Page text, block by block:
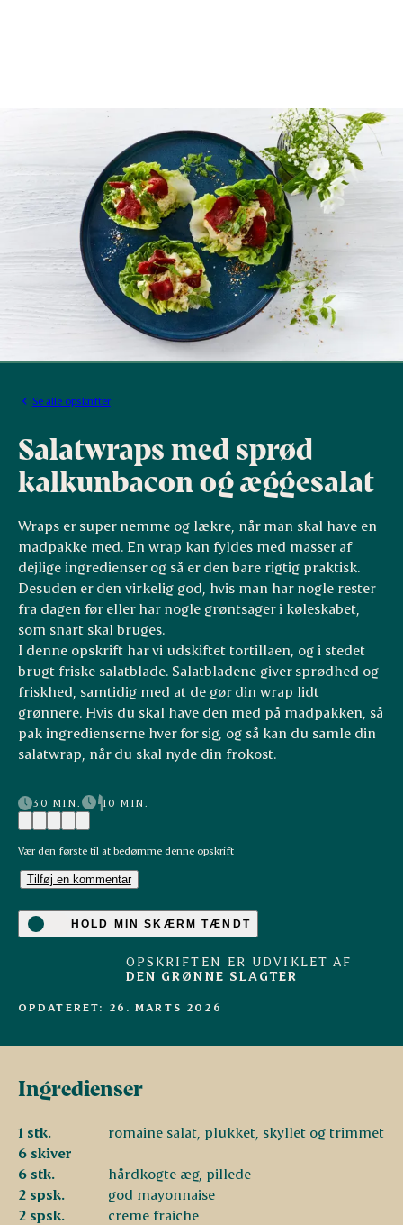
Se alle opskrifter
Salatwraps med sprød
kalkunbacon og æggesalat
Wraps er super nemme og lækre, når man skal have en
madpakke med. En wrap kan fyldes med masser af
dejlige ingredienser og så er den bare rigtig praktisk.
Desuden er den virkelig god, hvis man har nogle rester
fra dagen før eller har nogle grøntsager i køleskabet,
som snart skal bruges.
I denne opskrift har vi udskiftet tortillaen, og i stedet
brugt friske salatblade. Salatbladene giver sprødhed og
friskhed, samtidig med at de gør din wrap lidt
grønnere. Hvis du skal have den med på madpakken, så
pak ingredienserne hver for sig, og så kan du samle din
salatwrap, når du skal nyde din frokost.
30 MIN. 10 MIN.
Vær den første til at bedømme denne opskrift
Tilføj en kommentar
HOLD MIN SKÆRM TÆNDT
OPSKRIFTEN ER UDVIKLET AF
DEN GRØNNE SLAGTER
OPDATERET: 26. MARTS 2026
Ingredienser
1 stk.
romaine salat, plukket, skyllet og trimmet
6 skiver
6 stk.
hårdkogte æg, pillede
2 spsk.
god mayonnaise
2 spsk.
creme fraiche